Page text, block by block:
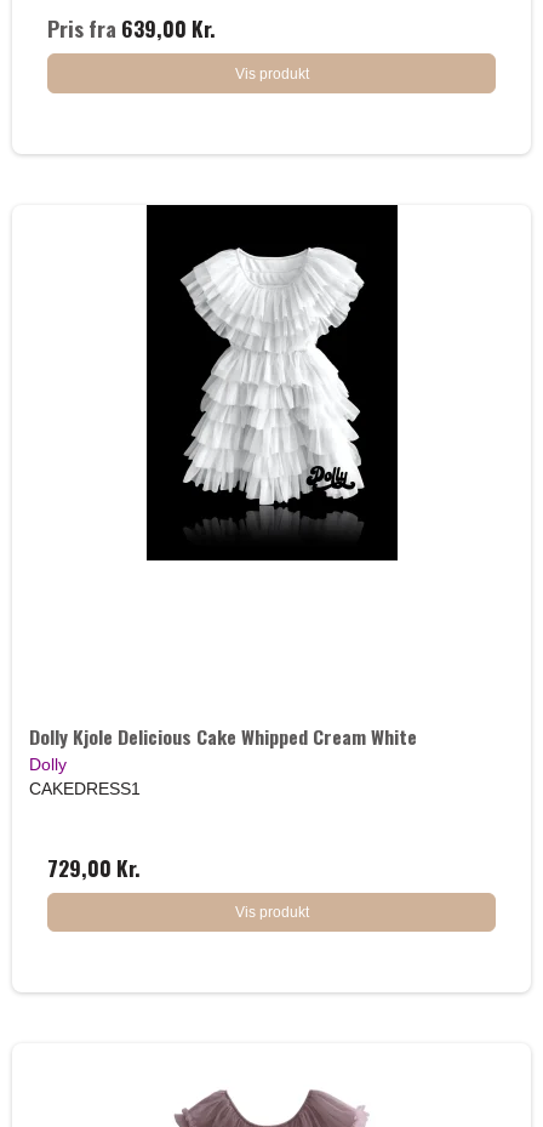
Pris fra 639,00 Kr.
Vis produkt
Dolly Kjole Delicious Cake Whipped Cream White
Dolly
CAKEDRESS1
729,00 Kr.
Vis produkt